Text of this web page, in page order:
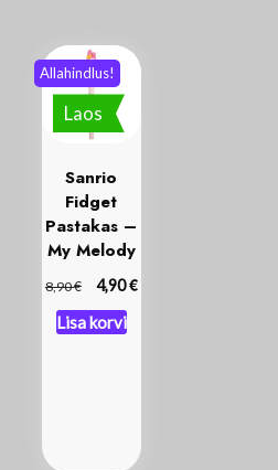
Laos
Allahindlus!
Sanrio
Fidget
Pastakas –
My Melody
8,90€ 4,90€
Lisa korvi